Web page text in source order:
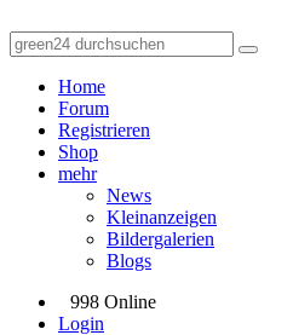
Home
Forum
Registrieren
Shop
mehr
News
Kleinanzeigen
Bildergalerien
Blogs
998 Online
Login